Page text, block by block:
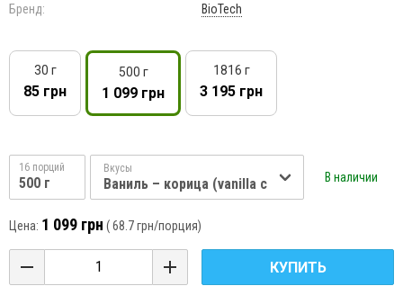
Бренд:
BioTech
30 г
85 грн
500 г
1 099 грн
1816 г
3 195 грн
16 порций
500 г
Вкусы
Ваниль – корица (vanilla cinnamon) В наличии
Цена: 1 099 грн (68.7 грн/порция)
КУПИТЬ